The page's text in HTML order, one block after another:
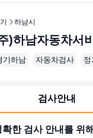
하남시
)하남자동차서
기하남 자동차검사
검사안내
확한 검사 안내를 위